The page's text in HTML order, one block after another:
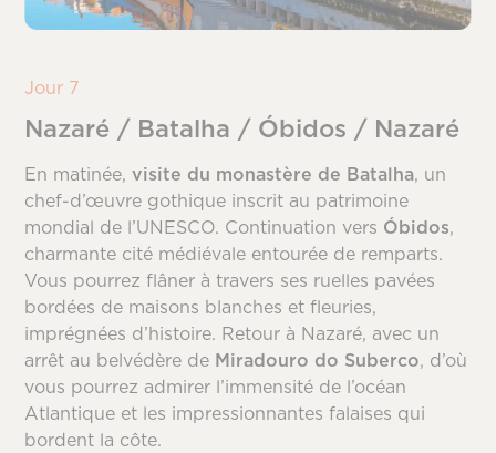
Jour 7
Nazaré / Batalha / Óbidos / Nazaré
En matinée,visite du monastère de Batalha, un
chef-d’œuvre gothique inscrit au patrimoine
mondial de l’UNESCO. Continuation vers Óbidos,
charmante cité médiévale entourée de remparts.
Vous pourrez flâner à travers ses ruelles pavées
bordées de maisons blanches et fleuries,
imprégnées d’histoire. Retour à Nazaré, avec un
arrêt au belvédère de Miradouro do Suberco, d’où
vous pourrez admirer l’immensité de l’océan
Atlantique et les impressionnantes falaises qui
bordent la côte.